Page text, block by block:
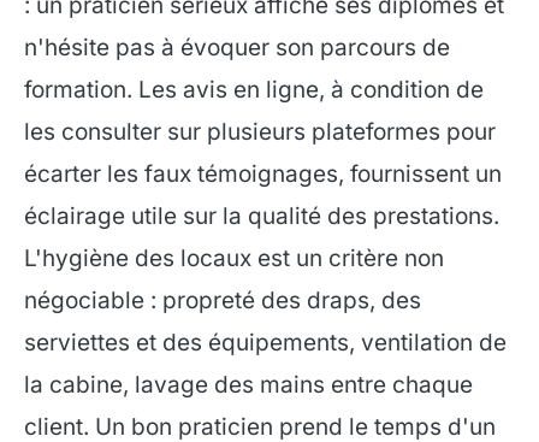
n'hésite pas à évoquer son parcours de
formation. Les avis en ligne, à condition de
les consulter sur plusieurs plateformes pour
écarter les faux témoignages, fournissent un
éclairage utile sur la qualité des prestations.
L'hygiène des locaux est un critère non
négociable : propreté des draps, des
serviettes et des équipements, ventilation de
la cabine, lavage des mains entre chaque
client. Un bon praticien prend le temps d'un